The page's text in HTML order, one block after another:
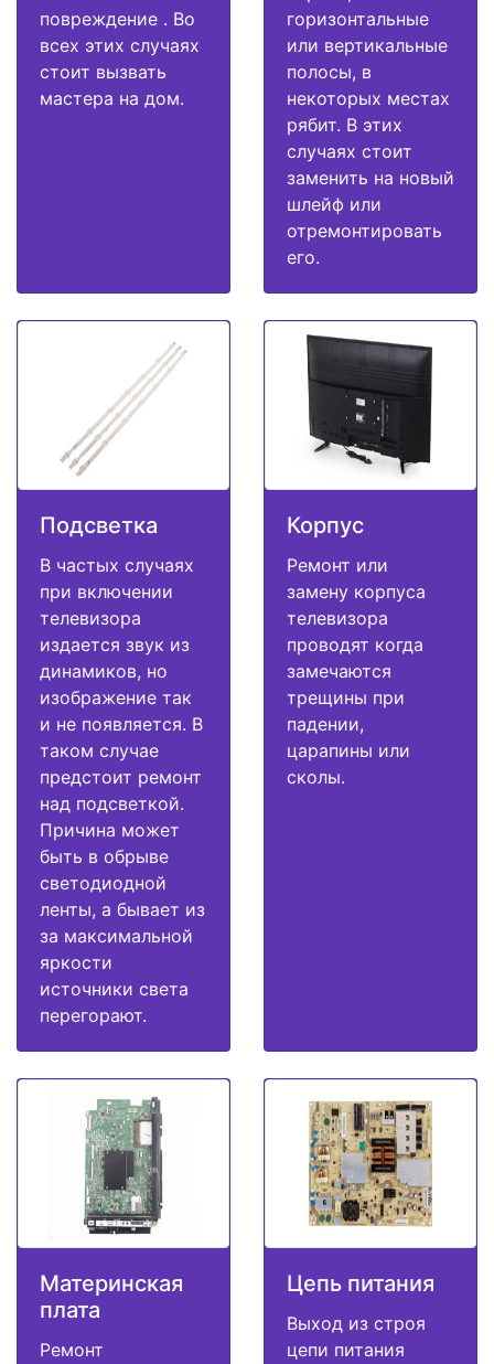
повреждение . Во
всех этих случаях
стоит вызвать
мастера на дом.
горизонтальные
или вертикальные
полосы, в
некоторых местах
рябит. В этих
случаях стоит
заменить на новый
шлейф или
отремонтировать
его.
Подсветка
В частых случаях
при включении
телевизора
издается звук из
динамиков, но
изображение так
и не появляется. В
таком случае
предстоит ремонт
над подсветкой.
Причина может
быть в обрыве
светодиодной
ленты, а бывает из
за максимальной
яркости
источники света
перегорают.
Корпус
Ремонт или
замену корпуса
телевизора
проводят когда
замечаются
трещины при
падении,
царапины или
сколы.
Материнская
плата
Ремонт
Цепь питания
Выход из строя
цепи питания